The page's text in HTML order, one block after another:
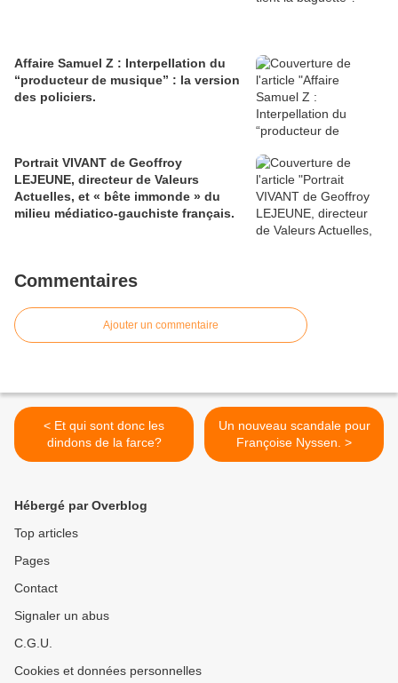
Affaire Samuel Z : Interpellation du
“producteur de musique” : la version
des policiers.
Portrait VIVANT de Geoffroy
LEJEUNE, directeur de Valeurs
Actuelles, et « bête immonde » du
milieu médiatico-gauchiste français.
Commentaires
Ajouter un commentaire
< Et qui sont donc les
dindons de la farce?
Un nouveau scandale pour
Françoise Nyssen. >
Hébergé par Overblog
Top articles
Pages
Contact
Signaler un abus
C.G.U.
Cookies et données personnelles